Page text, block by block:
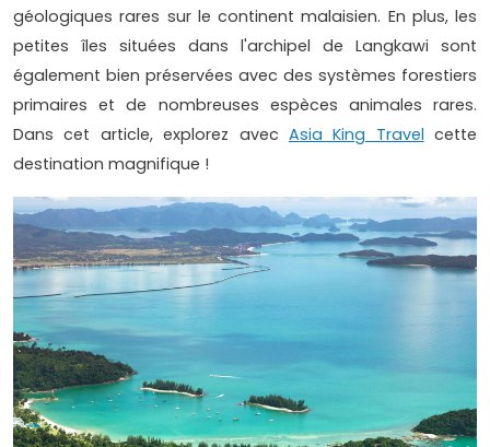
géologiques rares sur le continent malaisien. En plus, les
petites îles situées dans l'archipel de Langkawi sont
également bien préservées avec des systèmes forestiers
primaires et de nombreuses espèces animales rares.
Dans cet article, explorez avec Asia King Travel cette
destination magnifique !